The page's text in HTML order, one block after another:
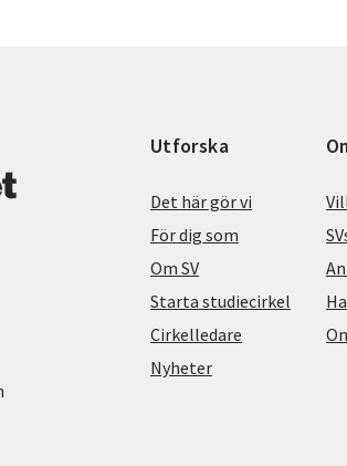
Utforska
Det här gör vi
För dig som
Om SV
Starta studiecirkel
Cirkelledare
Nyheter